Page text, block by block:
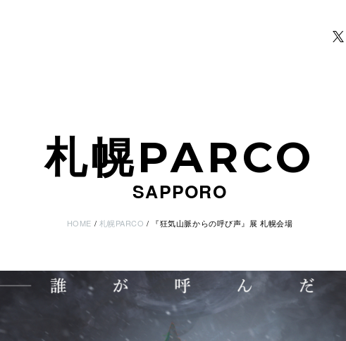
札幌PARCO
SAPPORO
HOME 札幌PARCO 『狂気山脈からの呼び声』展 札幌会場